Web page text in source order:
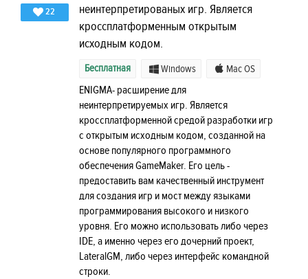
22
неинтерпретированых игр. Является
кроссплатформенным открытым
исходным кодом.
Бесплатная Windows Mac OS
ENIGMA- расширение для
неинтерпретируемых игр. Является
кроссплатформенной средой разработки игр
с открытым исходным кодом, созданной на
основе популярного программного
обеспечения GameMaker. Его цель -
предоставить вам качественный инструмент
для создания игр и мост между языками
программирования высокого и низкого
уровня. Его можно использовать либо через
IDE, а именно через его дочерний проект,
LateralGM, либо через интерфейс командной
строки.